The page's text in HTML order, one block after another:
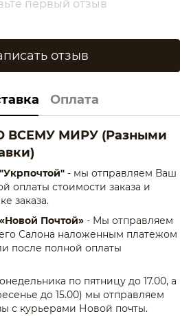
первый отзыв
отзыв
Оплата
ВСЕМУ МИРУ (Разными
- мы отправляем Ваш
оплаты стоимости заказа и
заказа.
Почтой» - Мы отправляем
Салона наложенным платежом
после полной оплаты
по пятницу до 17.00, а
до 15.00) мы отправляем
с курьерами Новой почты.